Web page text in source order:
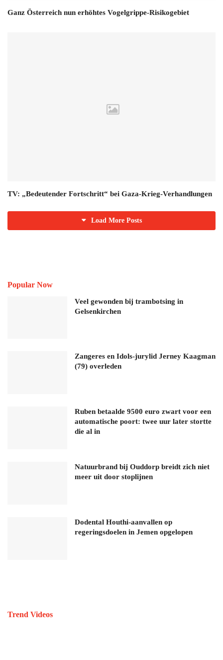
Ganz Österreich nun erhöhtes Vogelgrippe-Risikogebiet
TV: „Bedeutender Fortschritt“ bei Gaza-Krieg-Verhandlungen
Load More Posts
Popular Now
Veel gewonden bij trambotsing in
Gelsenkirchen
Zangeres en Idols-jurylid Jerney Kaagman
(79) overleden
Ruben betaalde 9500 euro zwart voor een
automatische poort: twee uur later stortte
die al in
Natuurbrand bij Ouddorp breidt zich niet
meer uit door stoplijnen
Dodental Houthi-aanvallen op
regeringsdoelen in Jemen opgelopen
Trend Videos